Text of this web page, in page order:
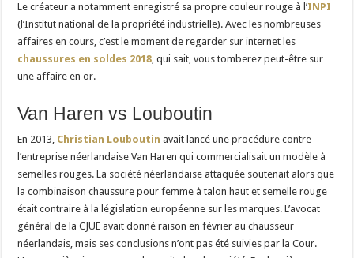
Le créateur a notamment enregistré sa propre couleur rouge à l’INPI
(l’Institut national de la propriété industrielle). Avec les nombreuses
affaires en cours, c’est le moment de regarder sur internet les
chaussures en soldes 2018, qui sait, vous tomberez peut-être sur
une affaire en or.
Van Haren vs Louboutin
En 2013, Christian Louboutin avait lancé une procédure contre
l’entreprise néerlandaise Van Haren qui commercialisait un modèle à
semelles rouges. La société néerlandaise attaquée soutenait alors que
la combinaison chaussure pour femme à talon haut et semelle rouge
était contraire à la législation européenne sur les marques. L’avocat
général de la CJUE avait donné raison en février au chausseur
néerlandais, mais ses conclusions n’ont pas été suivies par la Cour.